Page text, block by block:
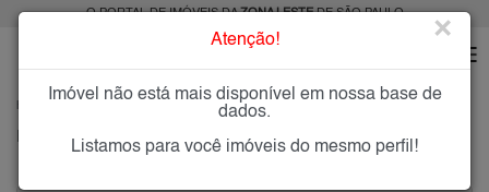
O PORTAL DE IMÓVEIS DAZONA LESTEDE SÃO PAULO
PESQUISA: Imóveis na Zona Leste de SP
Atenção! ×
Imóvel não está mais disponível em nossa base de
dados.
Listamos para você imóveis do mesmo perfil!